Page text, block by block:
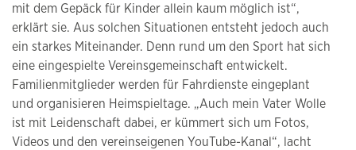
mit dem Gepäck für Kinder allein kaum möglich ist“,
erklärt sie. Aus solchen Situationen entsteht jedoch auch
ein starkes Miteinander. Denn rund um den Sport hat sich
eine eingespielte Vereinsgemeinschaft entwickelt.
Familienmitglieder werden für Fahrdienste eingeplant
und organisieren Heimspieltage. „Auch mein Vater Wolle
ist mit Leidenschaft dabei, er kümmert sich um Fotos,
Videos und den vereinseigenen YouTube-Kanal“, lacht